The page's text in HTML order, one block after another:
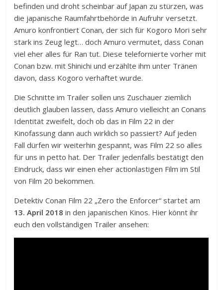
befinden und droht scheinbar auf Japan zu stürzen, was
die japanische Raumfahrtbehörde in Aufruhr versetzt.
Amuro konfrontiert Conan, der sich für Kogoro Mori sehr
stark ins Zeug legt… doch Amuro vermutet, dass Conan
viel eher alles für Ran tut. Diese telefornierte vorher mit
Conan bzw. mit Shinichi und erzählte ihm unter Tränen
davon, dass Kogoro verhaftet wurde.
Die Schnitte im Trailer sollen uns Zuschauer ziemlich
deutlich glauben lassen, dass Amuro vielleicht an Conans
Identität zweifelt, doch ob das in Film 22 in der
Kinofassung dann auch wirklich so passiert? Auf jeden
Fall dürfen wir weiterhin gespannt, was Film 22 so alles
für uns in petto hat. Der Trailer jedenfalls bestätigt den
Eindruck, dass wir einen eher actionlastigen Film im Stil
von Film 20 bekommen.
Detektiv Conan Film 22 „Zero the Enforcer“ startet am
13. April 2018 in den japanischen Kinos. Hier könnt ihr
euch den vollständigen Trailer ansehen: